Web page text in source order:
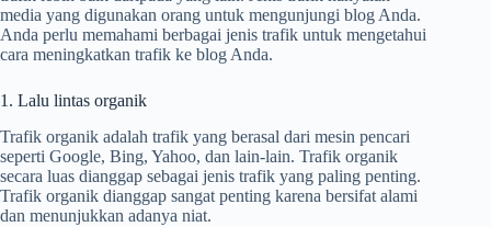
media yang digunakan orang untuk mengunjungi blog Anda.
Anda perlu memahami berbagai jenis trafik untuk mengetahui
cara meningkatkan trafik ke blog Anda.
1. Lalu lintas organik
Trafik organik adalah trafik yang berasal dari mesin pencari
seperti Google, Bing, Yahoo, dan lain-lain. Trafik organik
secara luas dianggap sebagai jenis trafik yang paling penting.
Trafik organik dianggap sangat penting karena bersifat alami
dan menunjukkan adanya niat.